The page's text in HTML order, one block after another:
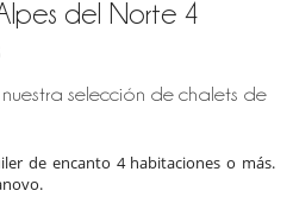
del Norte 4
selección de chalets de
de encanto 4 habitaciones o más.